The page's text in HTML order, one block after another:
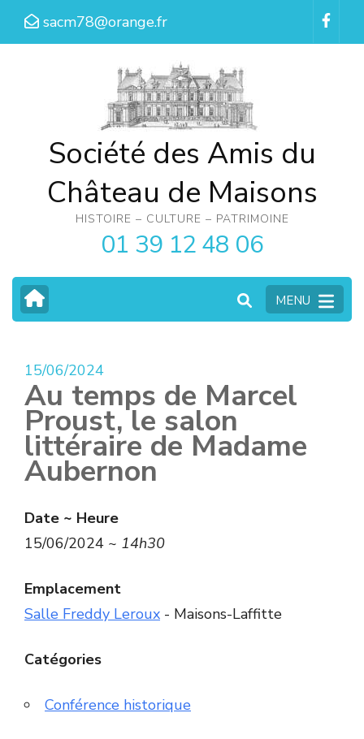
Aller
sacm78@orange.fr
Société des Amis du
Château de Maisons
HISTOIRE – CULTURE – PATRIMOINE
01 39 12 48 06
MENU
15/06/2024
Au temps de Marcel
Proust, le salon
littéraire de Madame
Aubernon
Date ~ Heure
15/06/2024 ~ 14h30
Emplacement
Salle Freddy Leroux - Maisons-Laffitte
Catégories
Conférence historique